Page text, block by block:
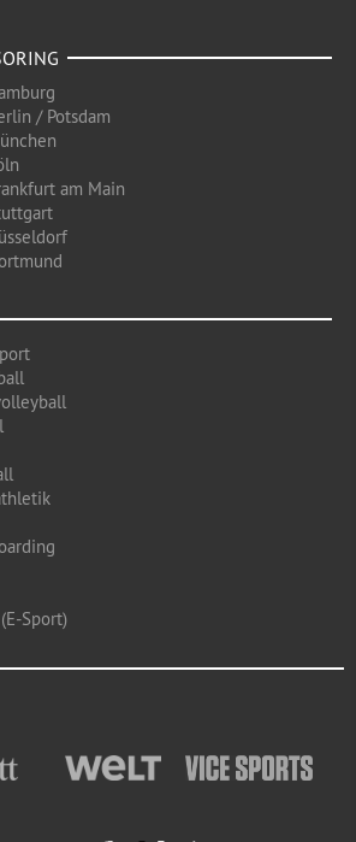
/ Potsdam
am Main
Sport)